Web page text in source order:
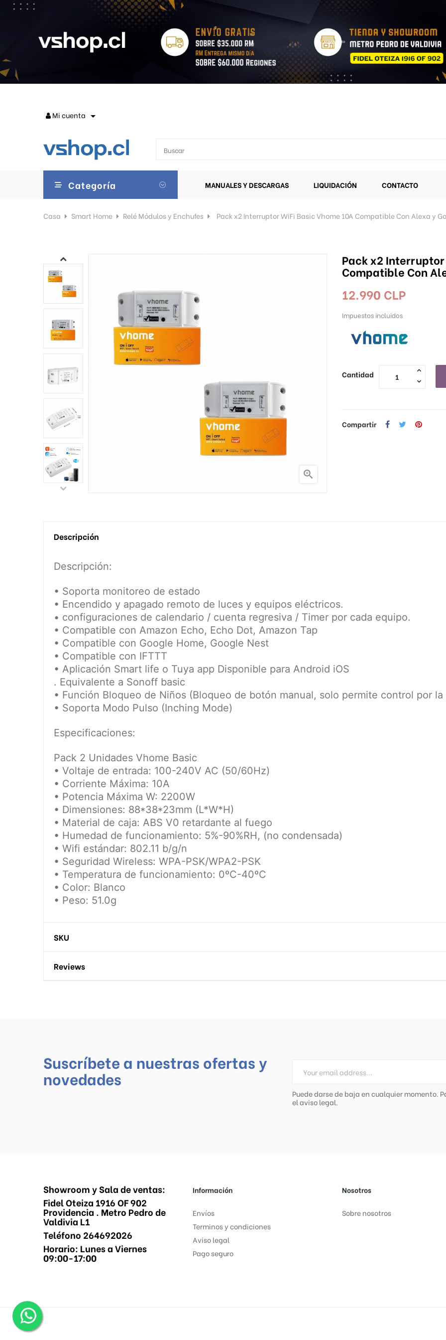
Mi cuenta 
Categoría MANUALES Y DESCARGAS LIQUIDACIÓN CONTACTO
Casa Smart Home Relé Módulos y Enchufes Pack x2 Interruptor WiFi Basic Vhome 10A Compatible Con Alexa y

Pack x2 Interruptor
Compatible Con
12.990 CLP
Impuestos incluidos
Cantidad
Compartir
Descripción
Descripción:
• Soporta monitoreo de estado
• Encendido y apagado remoto de luces y equipos eléctricos.
• configuraciones de calendario / cuenta regresiva / Timer por cada equipo.
• Compatible con Amazon Echo, Echo Dot, Amazon Tap
• Compatible con Google Home, Google Nest
• Compatible con IFTTT
• Aplicación Smart life o Tuya app Disponible para Android iOS
. Equivalente a Sonoff basic
• Función Bloqueo de Niños (Bloqueo de botón manual, solo permite control por la
• Soporta Modo Pulso (Inching Mode)
Especificaciones:
Pack 2 Unidades Vhome Basic
• Voltaje de entrada: 100-240V AC (50/60Hz)
• Corriente Máxima: 10A
• Potencia Máxima W: 2200W
• Dimensiones: 88*38*23mm (L*W*H)
• Material de caja: ABS V0 retardante al fuego
• Humedad de funcionamiento: 5%-90%RH, (no condensada)
• Wifi estándar: 802.11 b/g/n
• Seguridad Wireless: WPA-PSK/WPA2-PSK
• Temperatura de funcionamiento: 0ºC-40ºC
• Color: Blanco
• Peso: 51.0g
SKU
Reviews
Suscríbete a nuestras ofertas y
novedades
Puede darse de baja en cualquier momento.
el aviso legal.
Showroom y Sala de ventas:
Fidel Oteiza 1916 OF 902
Providencia . Metro Pedro de
Valdivia L1
Teléfono 264692026
Horario: Lunes a Viernes
09:00-17:00
Información
Envíos
Terminos y condiciones
Aviso legal
Pago seguro
Nosotros
Sobre nosotros